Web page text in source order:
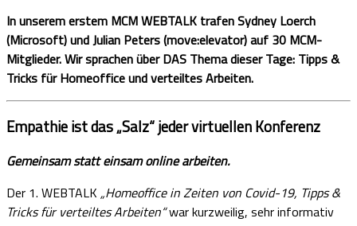
In unserem erstem MCM WEBTALK trafen Sydney Loerch
(Microsoft) und Julian Peters (move:elevator) auf 30 MCM-
Mitglieder. Wir sprachen über DAS Thema dieser Tage: Tipps &
Tricks für Homeoffice und verteiltes Arbeiten.
Empathie ist das „Salz“ jeder virtuellen Konferenz
Gemeinsam statt einsam online arbeiten.
Der 1. WEBTALK „Homeoffice in Zeiten von Covid-19, Tipps &
Tricks für verteiltes Arbeiten“war kurzweilig, sehr informativ